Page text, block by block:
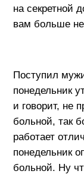
на секретной
вам больше
Поступил
понедельник
и говорит, не
больной, так
работает
понедельник
больной. Ну